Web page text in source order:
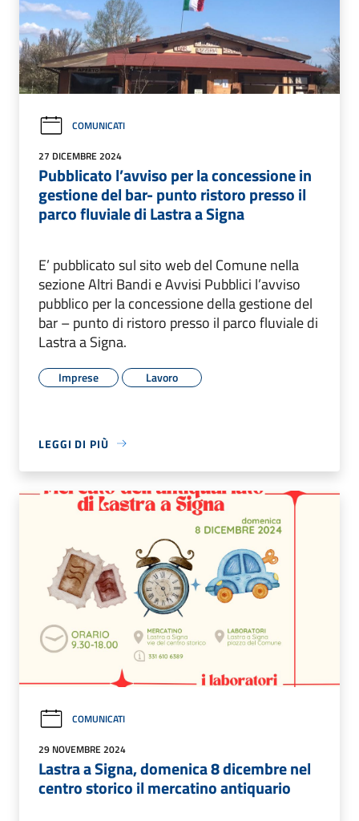
COMUNICATI
27 DICEMBRE 2024
Pubblicato l’avviso per la concessione in
gestione del bar- punto ristoro presso il
parco fluviale di Lastra a Signa
E’ pubblicato sul sito web del Comune nella
sezione Altri Bandi e Avvisi Pubblici l’avviso
pubblico per la concessione della gestione del
bar – punto di ristoro presso il parco fluviale di
Lastra a Signa.
Imprese Lavoro
LEGGI DI PIÙ
COMUNICATI
29 NOVEMBRE 2024
Lastra a Signa, domenica 8 dicembre nel
centro storico il mercatino antiquario